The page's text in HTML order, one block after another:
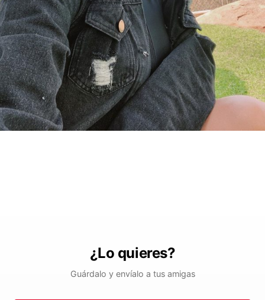
¿Lo quieres?
Guárdalo y envíalo a tus amigas